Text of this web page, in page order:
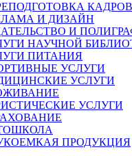
КАДРОВ
И ДИЗАЙН
И
НАУЧНОЙ
ПИТАНИЯ
УСЛУГИ
УСЛУГИ
УСЛУГИ
ПРОДУКЦИЯ